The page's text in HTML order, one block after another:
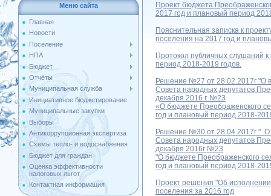
Меню сайта
Главная
Новости
Поселение
НПА
Бюджет
Отчёты
Муниципальная служба
Инициативное бюджетирование
Муниципальные закупки
Выборы
Антикоррупционная экспертиза
Схемы тепло- и водоснабжения
Бюджет для граждан
Оценка эффективности
налоговых льгот
Контактная информация
Проект бюджета
2017 год и плановый период
Пояснительная записка к
поселения на 2017 год и
Протокол публичных слушаний
период 2018-2019 годов.
Решение №27 от 28.02.2017г "О
Совета народных депутатов
декабря 2016 г. №23
«О бюджете Преображенского
год и плановый период 2018-
Решение №30 от 28.04.2017г "
Совета народных депутатов
декабря 2016г №23
"О бюджете Преображенского
год и плановый период 2018-
Проект решения "Об
поселения за 2016 год